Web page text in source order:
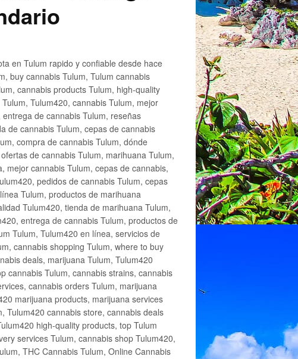
en Tulum rapido y confiable desde hace
buy cannabis Tulum, Tulum cannabis
cannabis products Tulum, high-quality
Tulum420, cannabis Tulum, mejor
de cannabis Tulum, reseñas
de cannabis Tulum, cepas de cannabis
compra de cannabis Tulum, dónde
de cannabis Tulum, marihuana Tulum,
mejor cannabis Tulum, cepas de cannabis,
pedidos de cannabis Tulum, cepas
Tulum, productos de marihuana
Tulum420, tienda de marihuana Tulum,
entrega de cannabis Tulum, productos de
Tulum, Tulum420 en línea, servicios de
cannabis shopping Tulum, where to buy
deals, marijuana Tulum, Tulum420
cannabis Tulum, cannabis strains, cannabis
cannabis orders Tulum, marijuana
marijuana products, marijuana services
Tulum420 cannabis store, cannabis deals
high-quality products, top Tulum
services Tulum, cannabis shop Tulum420,
THC Cannabis Tulum, Online Cannabis